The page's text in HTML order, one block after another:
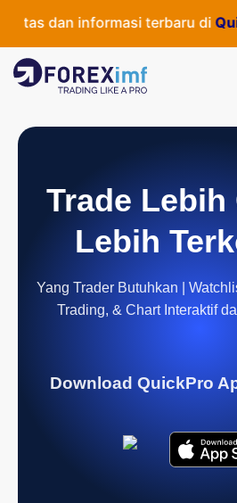
dan informasi terbaru di
Trade Lebih
Lebih
Yang Trader Butuhkan |
Trading, & Chart Interaktif
Download QuickPro